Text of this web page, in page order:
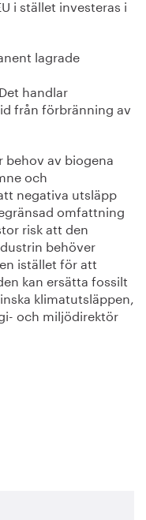
i stället investeras i
lagrade
handlar
från förbränning av
behov av biogena
och
negativa utsläpp
omfattning
risk att den
behöver
istället för att
kan ersätta fossilt
klimatutsläppen,
och miljödirektör